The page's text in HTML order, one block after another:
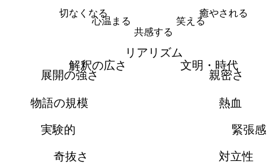
癒やされる
笑える
共感する
心温まる
切なくなる
リアリズム
文明・時代
親密さ
熱血
緊張感
対立性
奇抜さ
実験的
物語の規模
展開の強さ
解釈の広さ